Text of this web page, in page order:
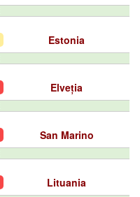
Estonia
Elveția
San Marino
Lituania